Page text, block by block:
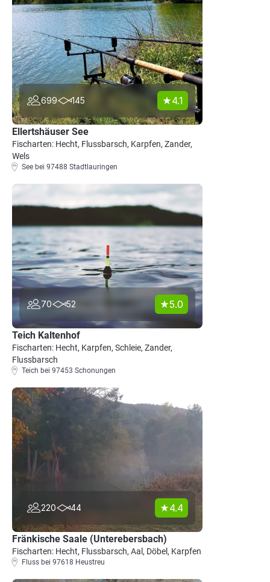
699 145 4.1
Ellertshäuser See
Fischarten: Hecht, Flussbarsch, Karpfen, Zander,
Wels
See bei 97488 Stadtlauringen
70 52 5.0
Teich Kaltenhof
Fischarten: Hecht, Karpfen, Schleie, Zander,
Flussbarsch
Teich bei 97453 Schonungen
220 44 4.4
Fränkische Saale (Unterebersbach)
Fischarten: Hecht, Flussbarsch, Aal, Döbel, Karpfen
Fluss bei 97618 Heustreu